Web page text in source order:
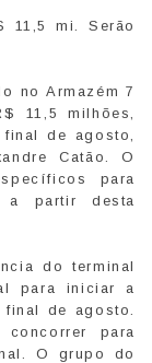
11,5 mi. Serão
no Armazém 7
11,5 milhões,
de agosto,
Catão. O
para
partir desta
do terminal
para iniciar a
de agosto.
para
O grupo do